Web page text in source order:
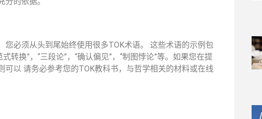
您必须从头到尾始终使用很多TOK术语。 这些术语的示例包
式转换”，“三段论”，“确认偏见”，“制图悖论”等。如果您在提
可以 请务必参考您的TOK教科书，与哲学相关的材料或在线